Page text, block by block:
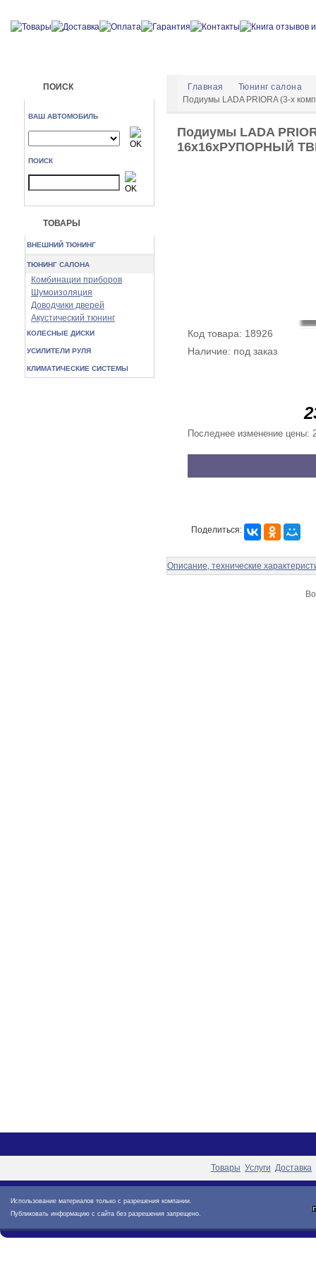
ПОИСК
ВАШ АВТОМОБИЛЬ
ПОИСК
ТОВАРЫ
ВНЕШНИЙ ТЮНИНГ
ТЮНИНГ САЛОНА
Комбинации приборов
Шумоизоляция
Доводчики дверей
Акустический тюнинг
КОЛЕСНЫЕ ДИСКИ
УСИЛИТЕЛИ РУЛЯ
КЛИМАТИЧЕСКИЕ СИСТЕМЫ
Главная
Тюнинг салона
Подиумы LADA PRIORA (3-х
Подиумы LADA
16х16хРУПОРНЫЙ
Код товара: 18926
Наличие: под заказ
Последнее изменение цены:
Поделиться:
Описание, технические
Товары Услуги Доставка
Использование материалов только с разрешения компании.
Публиковать информацию с сайта без разрешения запрещено.